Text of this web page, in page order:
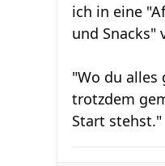
ich in eine
und Snacks"
"Wo du alles
trotzdem
Start stehst."